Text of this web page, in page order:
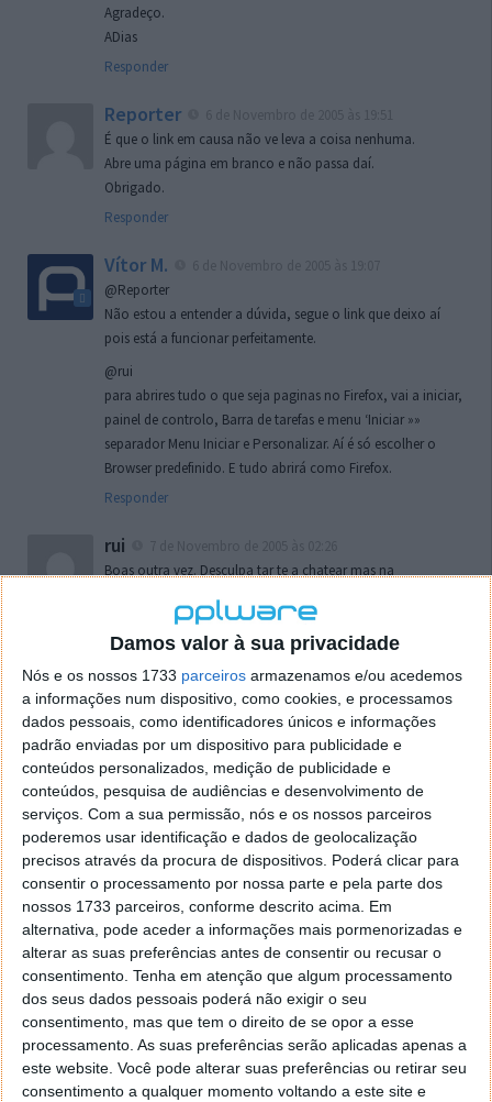
Damos valor à sua privacidade
Nós e os nossos 1733 parceiros armazenamos e/ou acedemos
a informações num dispositivo, como cookies, e processamos
dados pessoais, como identificadores únicos e informações
padrão enviadas por um dispositivo para publicidade e
conteúdos personalizados, medição de publicidade e
conteúdos, pesquisa de audiências e desenvolvimento de
serviços. Com a sua permissão, nós e os nossos parceiros
poderemos usar identificação e dados de geolocalização
precisos através da procura de dispositivos. Poderá clicar para
consentir o processamento por nossa parte e pela parte dos
nossos 1733 parceiros, conforme descrito acima. Em
alternativa, pode aceder a informações mais pormenorizadas e
alterar as suas preferências antes de consentir ou recusar o
consentimento. Tenha em atenção que algum processamento
dos seus dados pessoais poderá não exigir o seu
consentimento, mas que tem o direito de se opor a esse
processamento. As suas preferências serão aplicadas apenas a
este website. Você pode alterar suas preferências ou retirar seu
consentimento a qualquer momento voltando a este site e
Agradeço.
ADias
Responder
Reporter
É que o link em causa não ve leva a coisa nenhuma.
Abre uma página em branco e não passa daí.
Obrigado.
Responder
Vítor M.
@Reporter
Não estou a entender a dúvida, segue o link que deixo aí
pois está a funcionar perfeitamente.
@rui
para abrires tudo o que seja paginas no Firefox, vai a iniciar,
painel de controlo, Barra de tarefas e menu ‘Iniciar »»
separador Menu Iniciar e Personalizar. Aí é só escolher o
Browser predefinido. E tudo abrirá como Firefox.
Responder
rui
Boas outra vez. Desculpa tar te a chatear mas na
o firefox como browser predefenido
de control tudo e nada. Tou a comecar a desesperar, ate ja
tentei apagar o explorer na tentativa de forçar o uso do
firefox mas em vao. Kaso te lembres de outra dica fico
agradecido, caso contrario obrigado a mesma
Responder
Vítor M.
7 de Novembro de 2005 às 01:39
@Reporter
Desculpa mas o link funciona. Seja como for segue por mail
o MSn Messenger 8.
Responder
Vítor M.
7 de Novembro de 2005 às 11:21
@Rui
Tens de encontrar o que te falei. Faz da seguinte maneira,
janela iniciar e no topo dessa janela com o botão direito do
rato faz propriedades. Depois no separador Menu ‘Iniciar’
clica no botão ‘Personalizar’ aí encontrarás no separador
geral a opção para escolheres o Browser com que queres